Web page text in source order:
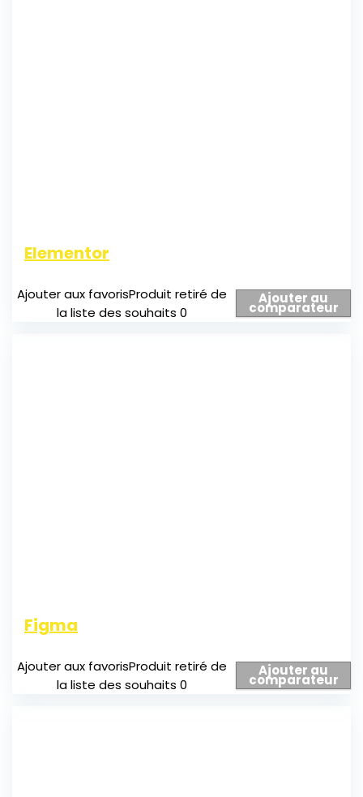
Elementor
Ajouter aux favorisProduit retiré de
la liste des souhaits 0
Ajouter au
comparateur
Figma
Ajouter aux favorisProduit retiré de
la liste des souhaits 0
Ajouter au
comparateur